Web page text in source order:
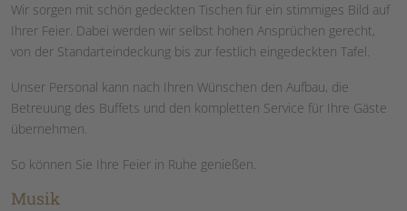
Wir sorgen mit schön gedeckten Tischen für ein stimmiges Bild auf
Ihrer Feier. Dabei werden wir selbst hohen Ansprüchen gerecht,
von der Standarteindeckung bis zur festlich eingedeckten Tafel.
Unser Personal kann nach Ihren Wünschen den Aufbau, die
Betreuung des Buffets und den kompletten Service für Ihre Gäste
übernehmen.
So können Sie Ihre Feier in Ruhe genießen.
Musik